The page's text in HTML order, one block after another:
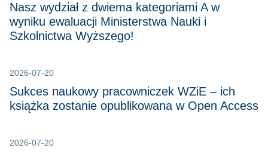
Nasz wydział z dwiema kategoriami A w
wyniku ewaluacji Ministerstwa Nauki i
Szkolnictwa Wyższego!
2026-07-20
Sukces naukowy pracowniczek WZiE – ich
książka zostanie opublikowana w Open Access
2026-07-20